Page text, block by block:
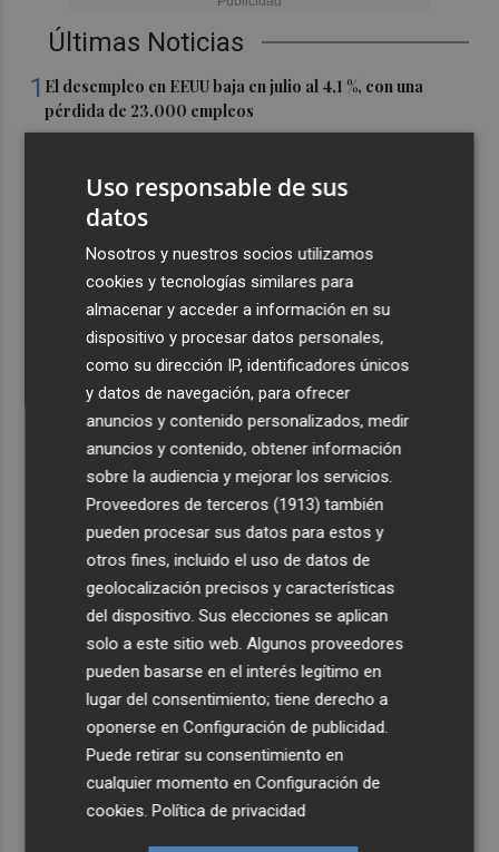
Últimas Noticias
1 El desempleo en EEUU baja en julio al 4,1 %, con una
pérdida de 23.000 empleos
incendios en la Comunitat toda la jornada del eclipse
Bétera lleva su ‘aroma de somni’ a todos los rincones de
la Comunitat
Xàtiva restringirá el acceso al Castillo con vehículos
particulares durante el eclipse del próximo 12 de agosto
La convocatoria europea de gigafactorías de IA puede
activar una cadena industrial en centros de datos,
energía, 'cloud' y ciberseguridad
Uso responsable de sus
datos
Nosotros y nuestros socios utilizamos
cookies y tecnologías similares para
almacenar y acceder a información en su
dispositivo y procesar datos personales,
como su dirección IP, identificadores únicos
y datos de navegación, para ofrecer
anuncios y contenido personalizados, medir
anuncios y contenido, obtener información
sobre la audiencia y mejorar los servicios.
Proveedores de terceros (1913) también
pueden procesar sus datos para estos y
otros fines, incluido el uso de datos de
geolocalización precisos y características
del dispositivo. Sus elecciones se aplican
solo a este sitio web. Algunos proveedores
pueden basarse en el interés legítimo en
lugar del consentimiento; tiene derecho a
oponerse enConfiguración de publicidad.
Puede retirar su consentimiento en
cualquier momento enConfiguración de
cookies.Política de privacidad